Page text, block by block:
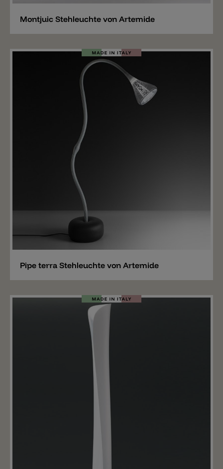
Montjuic Stehleuchte von Artemide
Merken
Pipe terra Stehleuchte von Artemide